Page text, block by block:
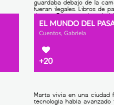
EL MUNDO DEL
Cuentos, Gabriela
+20